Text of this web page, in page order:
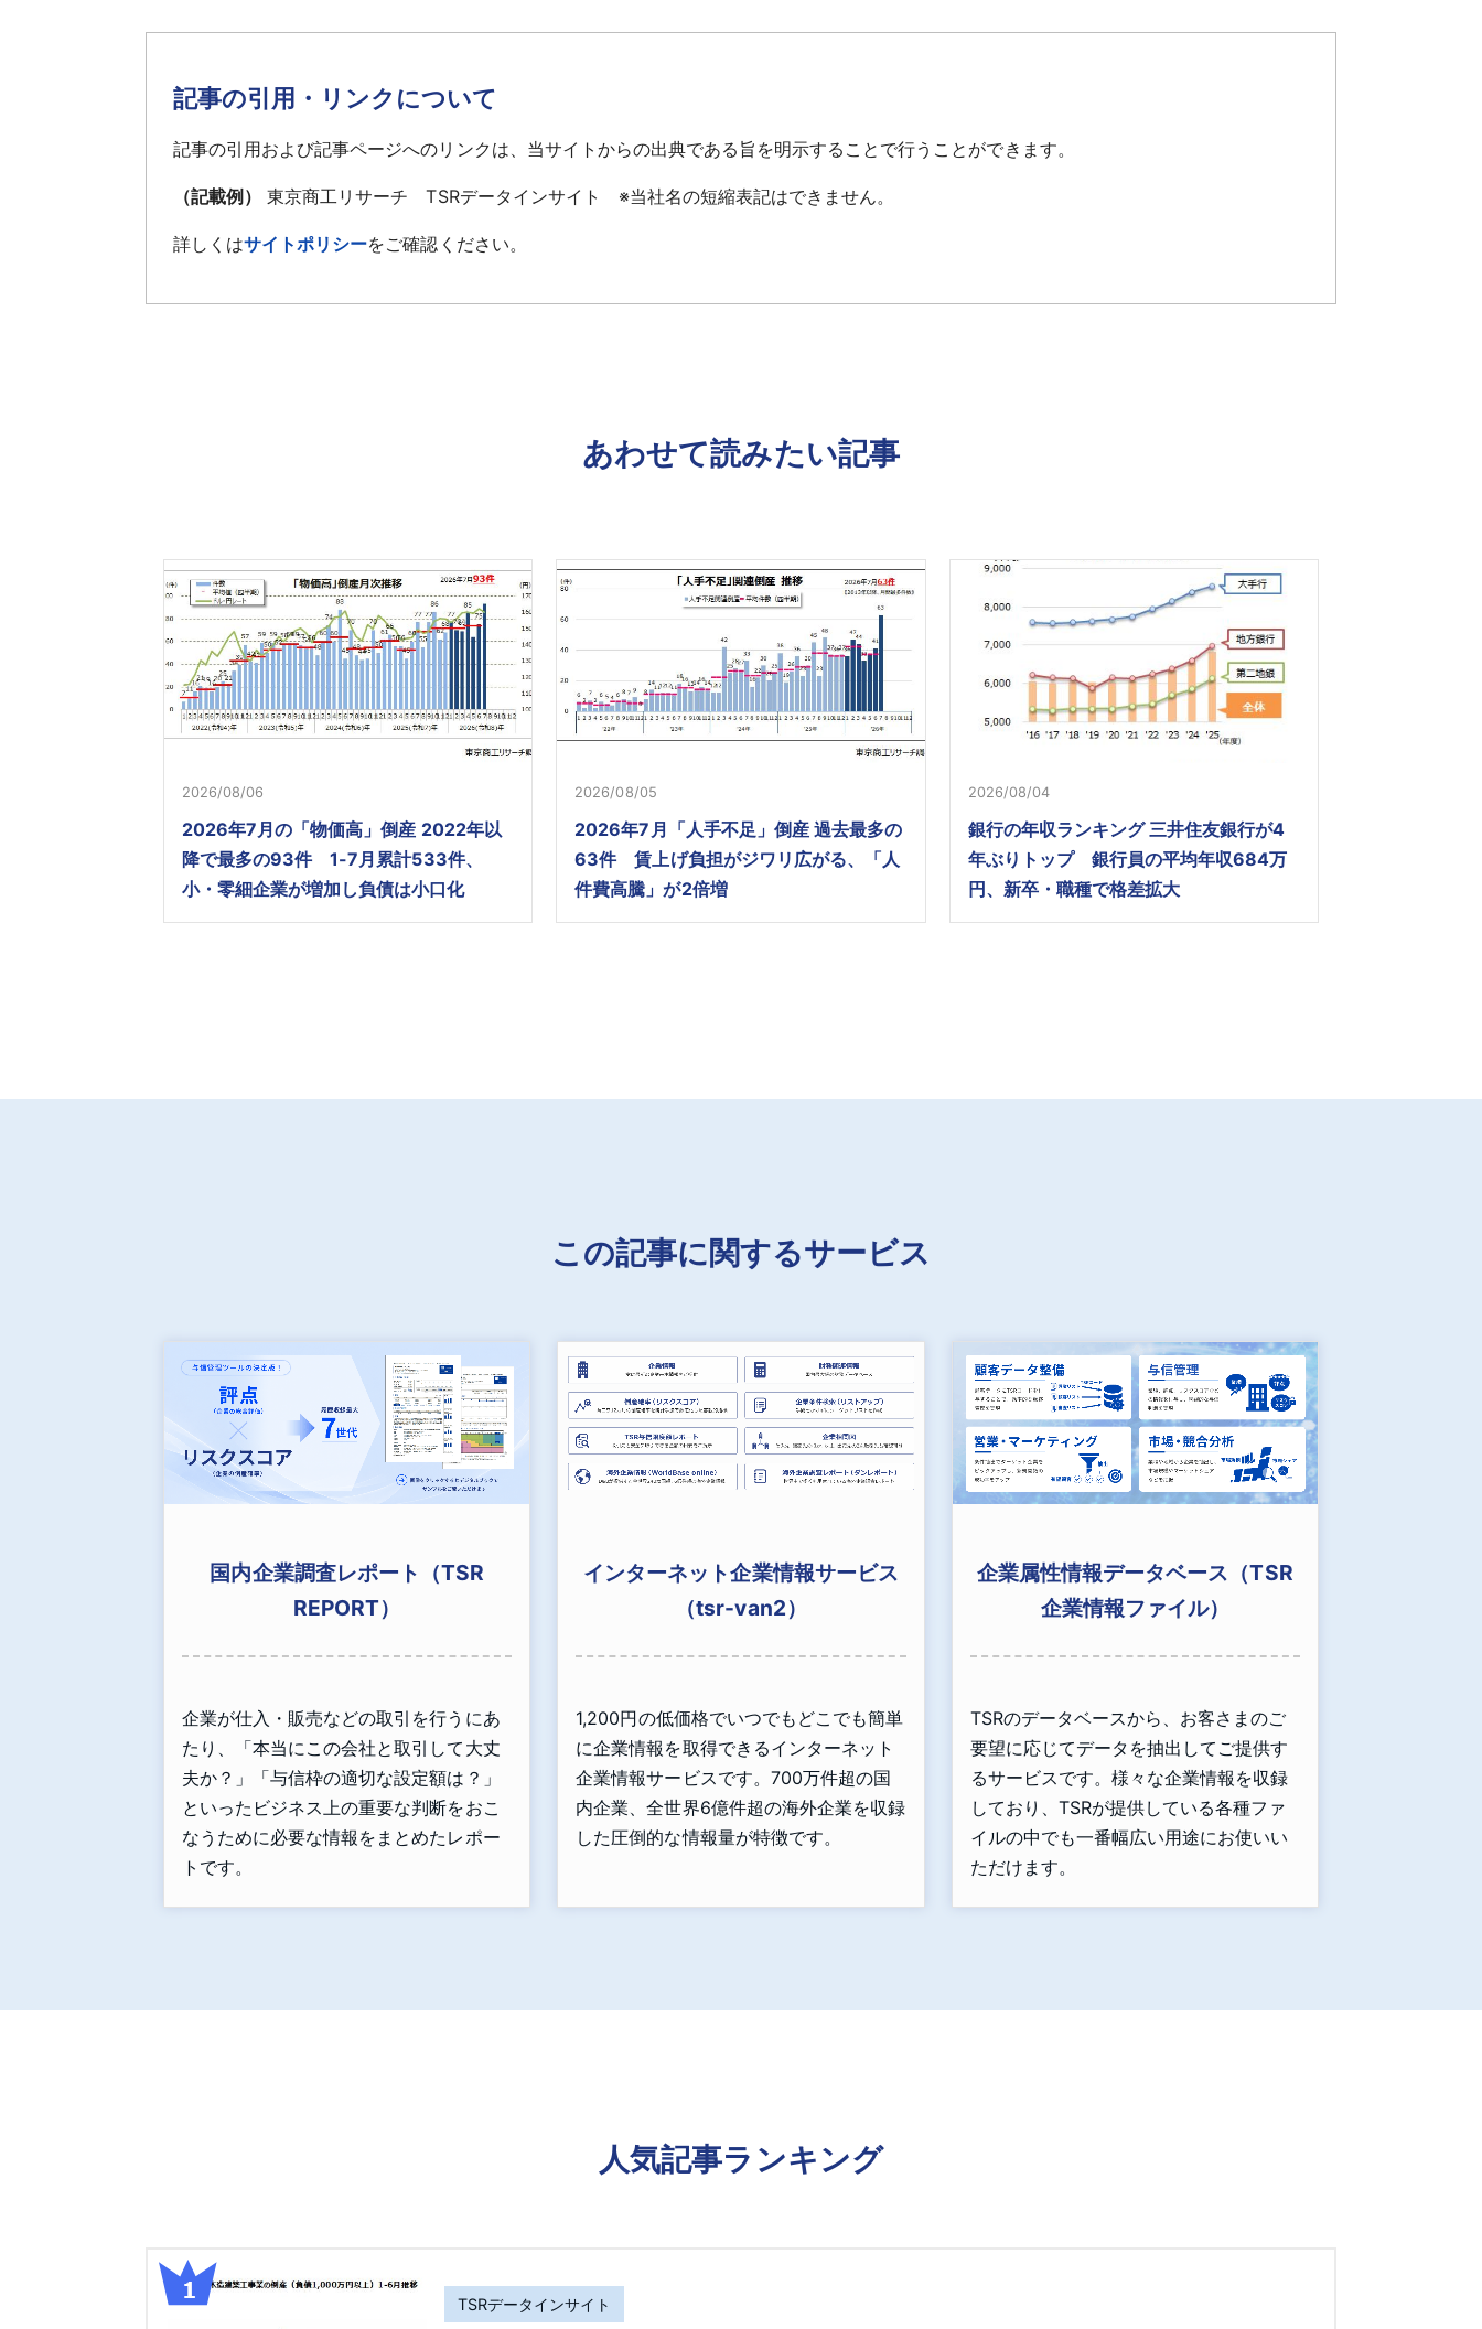
記事の引用・リンクについて
記事の引用および記事ページへのリンクは、当サイトからの出典である旨を明示することで行うことができます。
（記載例） 東京商工リサーチ TSRデータインサイト ※当社名の短縮表記はできません。
詳しくはサイトポリシーをご確認ください。
あわせて読みたい記事
2026/08/06
2026年7月の「物価高」倒産 2022年以
降で最多の93件 1-7月累計533件、
小・零細企業が増加し負債は小口化
2026/08/05
2026年7月「人手不足」倒産 過去最多の
63件 賃上げ負担がジワリ広がる、「人
件費高騰」が2倍増
2026/08/04
銀行の年収ランキング 三井住友銀行が4
年ぶりトップ 銀行員の平均年収684万
円、新卒・職種で格差拡大
この記事に関するサービス
国内企業調査レポート（TSR
REPORT）
企業が仕入・販売などの取引を行うにあ
たり、「本当にこの会社と取引して大丈
夫か？」「与信枠の適切な設定額は？」
といったビジネス上の重要な判断をおこ
なうために必要な情報をまとめたレポー
トです。
インターネット企業情報サービス
（tsr-van2）
1,200円の低価格でいつでもどこでも簡単
に企業情報を取得できるインターネット
企業情報サービスです。700万件超の国
内企業、全世界6億件超の海外企業を収録
した圧倒的な情報量が特徴です。
企業属性情報データベース（TSR
企業情報ファイル）
TSRのデータベースから、お客さまのご
要望に応じてデータを抽出してご提供す
るサービスです。様々な企業情報を収録
しており、TSRが提供している各種ファ
イルの中でも一番幅広い用途にお使いい
ただけます。
人気記事ランキング
TSRデータインサイト